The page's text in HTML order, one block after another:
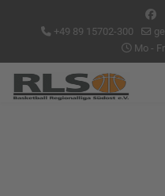
+49 89 15702-300
Mo -